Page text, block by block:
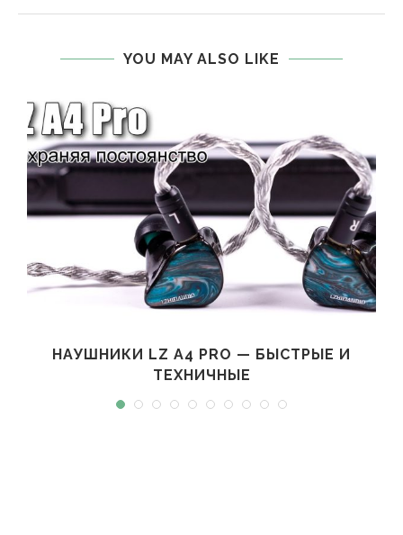
YOU MAY ALSO LIKE
НАУШНИКИ LZ A4 PRO — БЫСТРЫЕ И
ТЕХНИЧНЫЕ